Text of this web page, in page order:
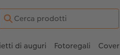
di auguri Fotoregali Cover